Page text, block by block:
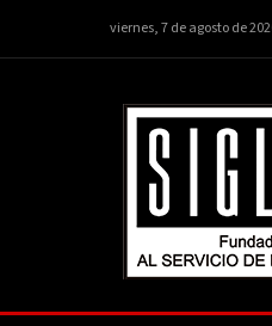
viernes, 7 de agosto de